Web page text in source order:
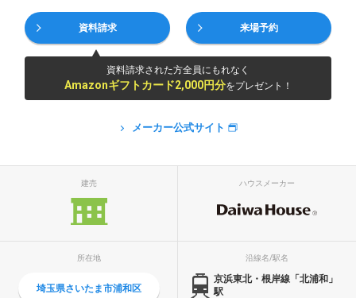
資料請求 来場予約
資料請求された方全員にもれなく
Amazonギフトカード2,000円分をプレゼント！
メーカー公式サイト
建売 ハウスメーカー
所在地
埼玉県さいたま市浦和区
沿線名/駅名
京浜東北・根岸線「北浦和」
駅